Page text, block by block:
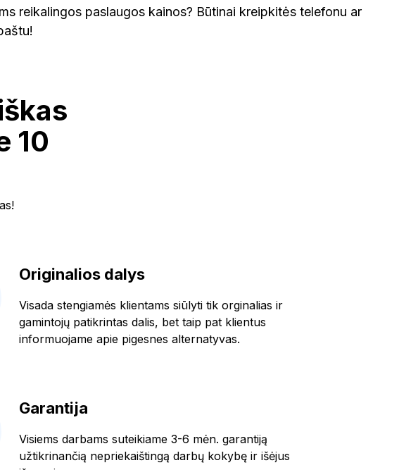
reikalingos paslaugos kainos? Būtinai kreipkitės telefonu ar
10
Originalios dalys
Visada stengiamės klientams siūlyti tik orginalias ir
gamintojų patikrintas dalis, bet taip pat klientus
informuojame apie pigesnes alternatyvas.
Garantija
Visiems darbams suteikiame 3-6 mėn. garantiją
užtikrinančią nepriekaištingą darbų kokybę ir išėjus